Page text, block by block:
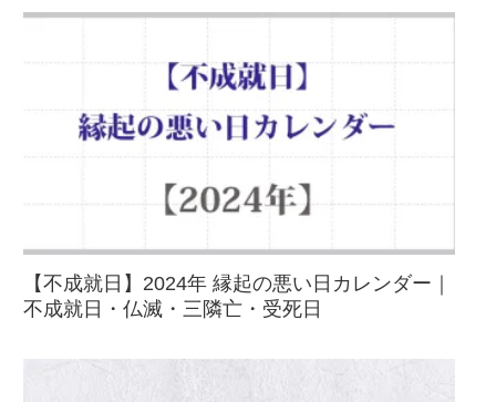
【不成就日】2024年 縁起の悪い日カレンダー｜
不成就日・仏滅・三隣亡・受死日